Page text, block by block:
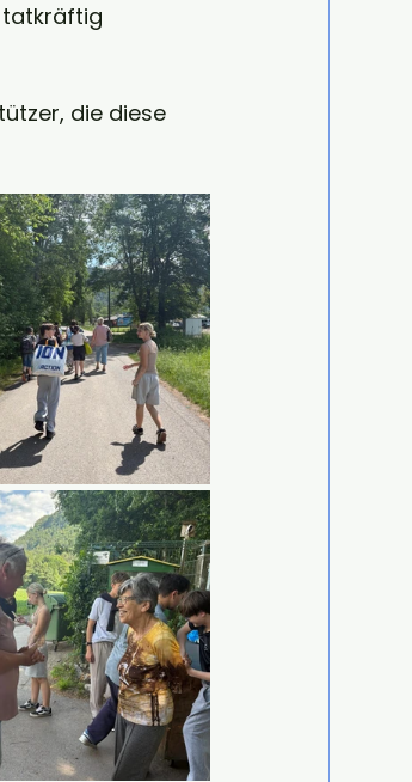
tatkräftig
die diese